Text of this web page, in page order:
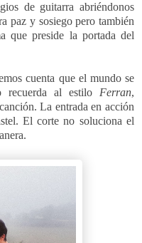
de guitarra abriéndonos
paz y sosiego pero también
que preside la portada del
cuenta que el mundo se
al estilo Ferran,
La entrada en acción
El corte no soluciona el